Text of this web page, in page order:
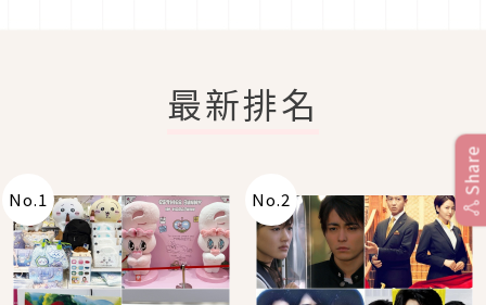
最新排名
No.1 No.2
Share